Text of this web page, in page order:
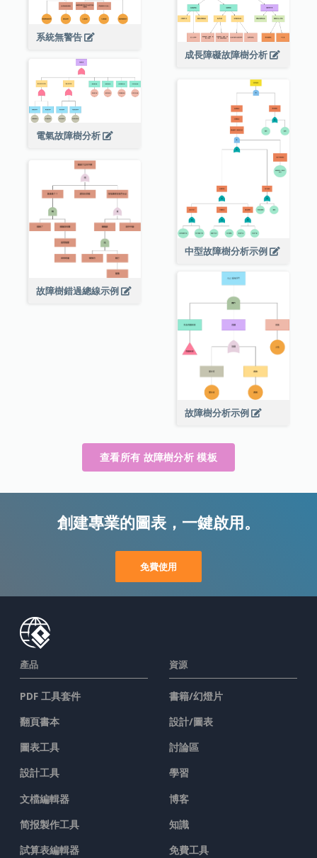
系統無警告
成長障礙故障樹分析
電氣故障樹分析
中型故障樹分析示例
故障樹錯過總線示例
故障樹分析示例
查看所有 故障樹分析 模板
創建專業的圖表，一鍵啟用。
免費使用
產品
PDF 工具套件
翻頁書本
圖表工具
設計工具
文檔編輯器
简报製作工具
試算表編輯器
資源
書籍/幻燈片
設計/圖表
討論區
學習
博客
知識
免費工具